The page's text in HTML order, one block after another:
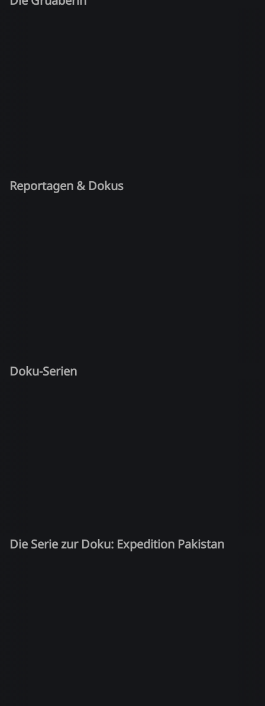
Reportagen & Dokus
Doku-Serien
Die Serie zur Doku: Expedition Pakistan